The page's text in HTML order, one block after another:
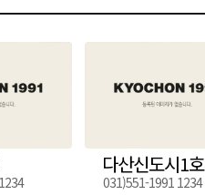
다산신도시1호
031)551-1991 1234